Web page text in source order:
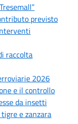
previsto
raccolta
2026
e il controllo
da insetti
e zanzara